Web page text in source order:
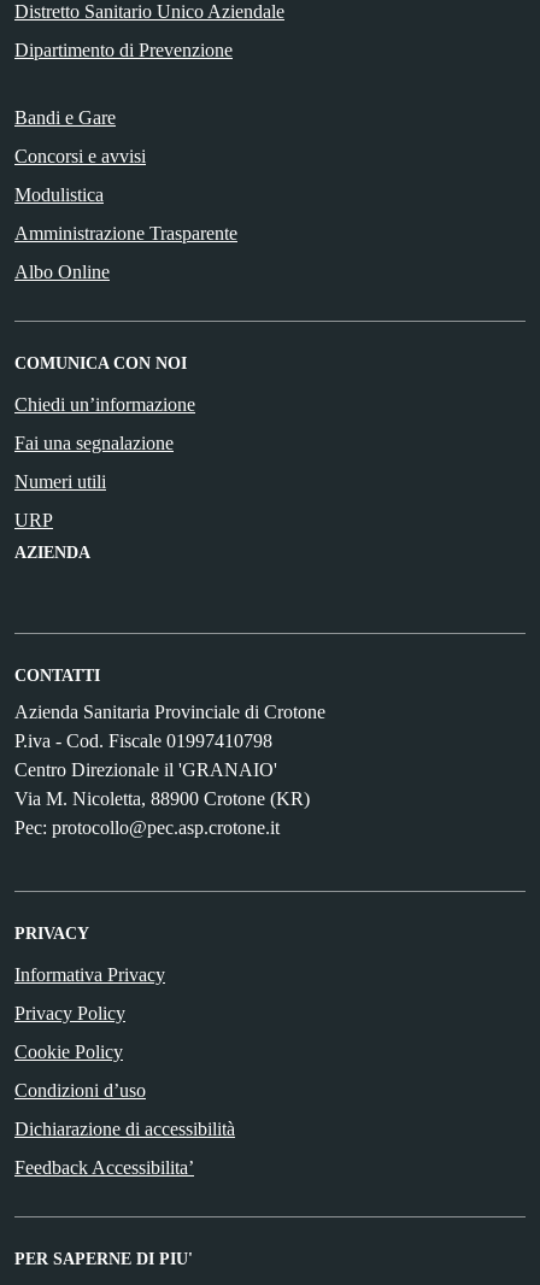
Distretto Sanitario Unico Aziendale
Dipartimento di Prevenzione
Bandi e Gare
Concorsi e avvisi
Modulistica
Amministrazione Trasparente
Albo Online
COMUNICA CON NOI
Chiedi un’informazione
Fai una segnalazione
Numeri utili
URP
AZIENDA
CONTATTI
Azienda Sanitaria Provinciale di Crotone
P.iva - Cod. Fiscale 01997410798
Centro Direzionale il 'GRANAIO'
Via M. Nicoletta, 88900 Crotone (KR)
Pec: protocollo@pec.asp.crotone.it
PRIVACY
Informativa Privacy
Privacy Policy
Cookie Policy
Condizioni d’uso
Dichiarazione di accessibilità
Feedback Accessibilita’
PER SAPERNE DI PIU'